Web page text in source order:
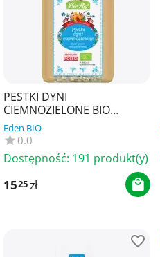
PESTKI DYNI
CIEMNOZIELONE BIO
(POLSKA) 300 g - BIO RAJ
Eden BIO
0.0
Dostępność: 191 produkt(y)
1525zł